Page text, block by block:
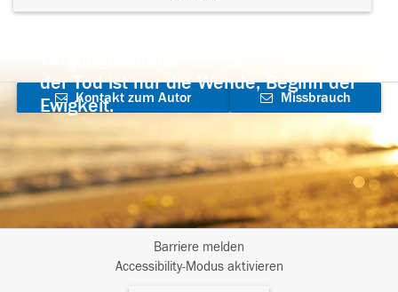
der Tod ist nur die Wende, Beginn der
Ewigkeit.
Kontakt zum Autor
aufnehmen
Missbrauch
Barriere melden
Accessibility-Modus aktivieren